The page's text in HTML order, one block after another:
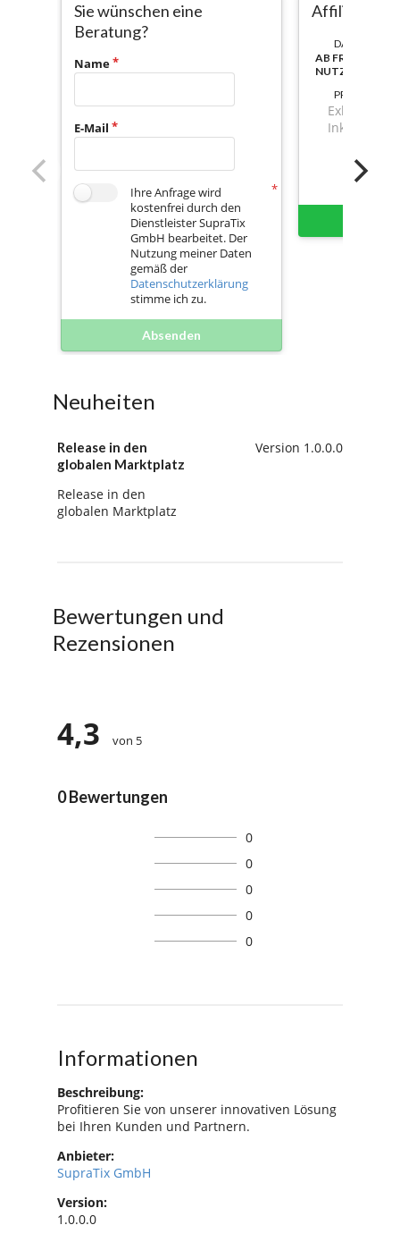
Sie wünschen eine
Beratung?
Name
E-Mail
Ihre Anfrage wird
kostenfrei durch den
Dienstleister SupraTix
GmbH bearbeitet. Der
Nutzung meiner Daten
gemäß der
Datenschutzerklärung
stimme ich zu.
Absenden
Affiliate
DAUER:
AB
NUTZBAR
PREIS
Exkl. Mwst.
Inkl. Mwst.
Neuheiten
Release in den
globalen Marktplatz
Release in den
globalen Marktplatz
Version 1.0.0.0
Bewertungen und
Rezensionen
4,3 von 5
0 Bewertungen
0
0
0
0
0
Informationen
Beschreibung:
Profitieren Sie von unserer innovativen Lösung
bei Ihren Kunden und Partnern.
Anbieter:
SupraTix GmbH
Version:
1.0.0.0